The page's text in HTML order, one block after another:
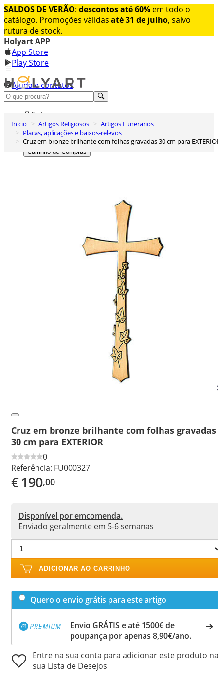
SALDOS DE VERÃO: descontos até 60% em todo o
catálogo. Promoções válidas até 31 de julho, salvo
rutura de stock.
Holyart APP
App Store
Play Store
Ajuda e contatos
Conheça premium
Entrar
Lista de Desejos
0
Carrinho de Compras
Inicio Artigos Religiosos
Artigos Funerários
Placas, aplicações e baixos-relevos
Cruz em bronze brilhante com folhas gravadas 30 cm para
Cruz em bronze brilhante com folhas gravadas
30 cm para EXTERIOR
0
Referência: FU000327
€190,00
Disponível por emcomenda.
Enviado geralmente em 5-6 semanas
ADICIONAR AO CARRINHO
Quero o envio grátis para este artigo
Envio GRÁTIS e até 1500€ de
poupança por apenas 8,90€/ano.
Entre na sua conta para adicionar este produto na
sua Lista de Desejos